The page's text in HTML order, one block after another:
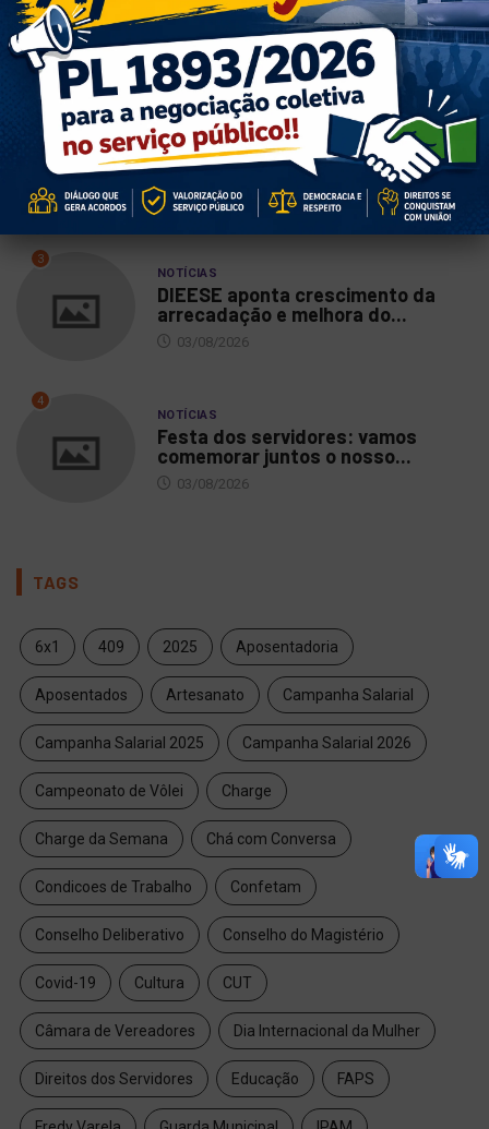
Vote SIM pelo PL da negociação
coletiva no...
06/08/2026
2
NOTÍCIAS
Oficina literária abre inscrições
03/08/2026
3
NOTÍCIAS
DIEESE aponta crescimento da
arrecadação e melhora do...
03/08/2026
4
NOTÍCIAS
Festa dos servidores: vamos
comemorar juntos o nosso...
03/08/2026
TAGS
6x1 409 2025 Aposentadoria
Aposentados Artesanato Campanha Salarial
Campanha Salarial 2025 Campanha Salarial 2026
Campeonato de Vôlei Charge
Charge da Semana Chá com Conversa
Condicoes de Trabalho Confetam
Conselho Deliberativo Conselho do Magistério
Covid-19 Cultura CUT
Câmara de Vereadores Dia Internacional da Mulher
Direitos dos Servidores Educação FAPS